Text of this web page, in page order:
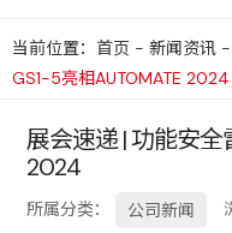
当前位置：首页 - 新闻资讯 -
GS1-5亮相AUTOMATE 2024
展会速递 | 功能安全
2024
所属分类： 公司新闻